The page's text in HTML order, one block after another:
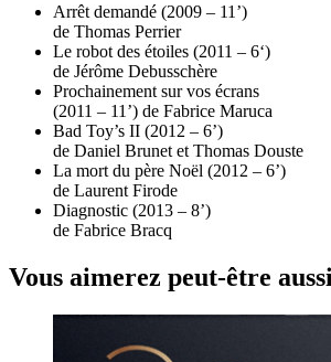
Arrêt demandé (2009 – 11’)
de Thomas Perrier
Le robot des étoiles (2011 – 6‘)
de Jérôme Debusschère
Prochainement sur vos écrans
(2011 – 11’) de Fabrice Maruca
Bad Toy’s II (2012 – 6’)
de Daniel Brunet et Thomas Douste
La mort du père Noël (2012 – 6’)
de Laurent Firode
Diagnostic (2013 – 8’)
de Fabrice Bracq
Vous aimerez peut-être